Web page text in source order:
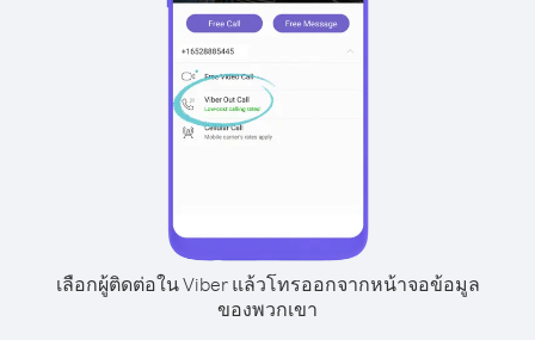
เลือกผู้ติดต่อใน Viber แล้วโทรออกจากหน้าจอข้อมูล
ของพวกเขา